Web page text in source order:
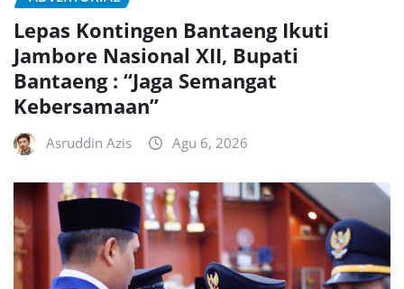
Lepas Kontingen Bantaeng Ikuti
Jambore Nasional XII, Bupati
Bantaeng : “Jaga Semangat
Kebersamaan”
Asruddin Azis Agu 6, 2026